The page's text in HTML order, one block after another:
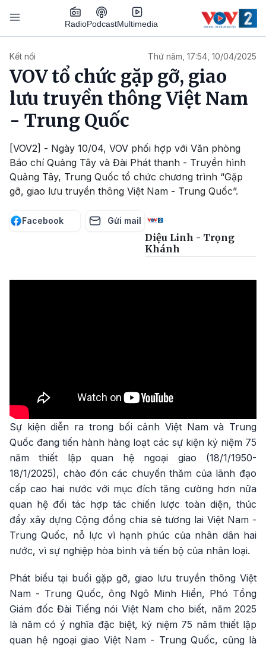
Nhảy đến nội dung
RadioPodcastMultimedia
Kết nối Thứ năm, 17:54, 10/04/2025
VOV tổ chức gặp gỡ, giao
lưu truyền thông Việt Nam
- Trung Quốc
[VOV2] - Ngày 10/04, VOV phối hợp với Văn phòng
Báo chí Quảng Tây và Đài Phát thanh - Truyền hình
Quảng Tây, Trung Quốc tổ chức chương trình “Gặp
gỡ, giao lưu truyền thông Việt Nam - Trung Quốc”.
Facebook Gửi mail
Diệu Linh - Trọng
Khánh
Sự kiện diễn ra trong bối cảnh Việt Nam và Trung
Quốc đang tiến hành hàng loạt các sự kiện kỷ niệm 75
năm thiết lập quan hệ ngoại giao (18/1/1950-
18/1/2025), chào đón các chuyến thăm của lãnh đạo
cấp cao hai nước với mục đích tăng cường hơn nữa
quan hệ đối tác hợp tác chiến lược toàn diện, thúc
đẩy xây dựng Cộng đồng chia sẻ tương lai Việt Nam -
Trung Quốc, nỗ lực vì hạnh phúc của nhân dân hai
nước, vì sự nghiệp hòa bình và tiến bộ của nhân loại.
Phát biểu tại buổi gặp gỡ, giao lưu truyền thông Việt
Nam - Trung Quốc, ông Ngô Minh Hiển, Phó Tổng
Giám đốc Đài Tiếng nói Việt Nam cho biết, năm 2025
là năm có ý nghĩa đặc biệt, kỷ niệm 75 năm thiết lập
quan hệ ngoại giao Việt Nam - Trung Quốc, cũng là